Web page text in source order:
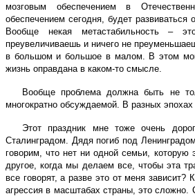
мозговым обеспечением в
обеспечением сегодня, будет развиваться
Вообще некая метастабильность –
преувеличиваешь и ничего не
в большом и большое в малом. В этом
жизнь оправдана в каком-то смысле.
Вообще проблема должна быть не
многократно обсуждаемой. В разных эпохах
Этот праздник мне тоже очень
Сталинградом. Дядя погиб под
говорим, что нет ни одной семьи, которую
другое, когда мы делаем все, чтобы эта
все говорят, а разве это от меня зависит?
агрессия в масштабах страны, это сложно.